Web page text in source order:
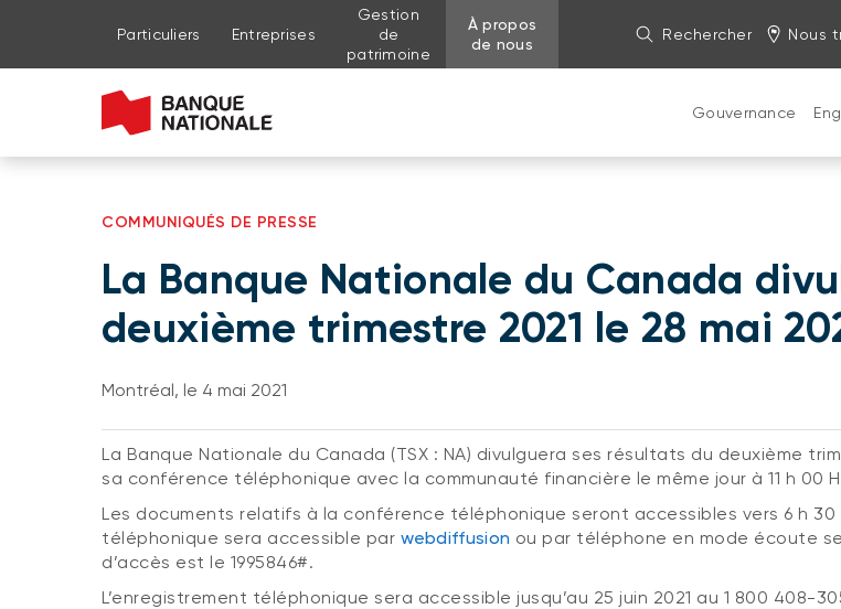
Aller au contenu de la page
Aller au menu principal
Me connecter à mon compte
Particuliers Entreprises
Gestion
de
patrimoine
À propos
de nous
Rechercher Nous
Gouvernance
COMMUNIQUÉS DE PRESSE
La Banque Nationale du Canada
deuxième trimestre 2021 le 28 mai
Montréal, le 4 mai 2021
La Banque Nationale du Canada (TSX : NA) divulguera ses résultats du deuxième
sa conférence téléphonique avec la communauté financière le même jour à 11 h 00
Les documents relatifs à la conférence téléphonique seront accessibles vers 6 h 30
téléphonique sera accessible par webdiffusion ou par téléphone en mode écoute
d’accès est le 1995846#.
L’enregistrement téléphonique sera accessible jusqu’au 25 juin 2021 au 1 800 408-